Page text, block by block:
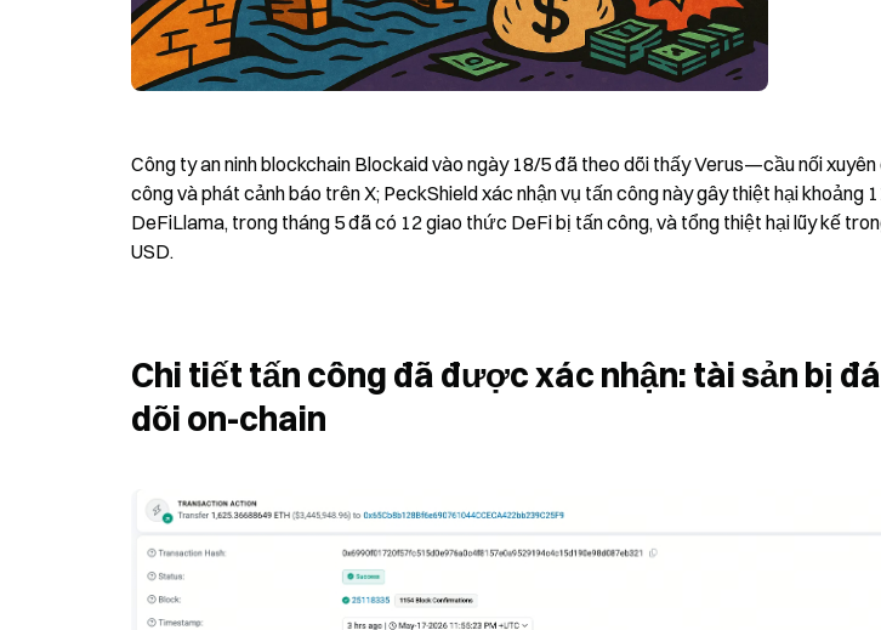
Công ty an ninh blockchain Blockaid vào ngày 18/5 đã theo dõi thấy Verus—cầu nối
công và phát cảnh báo trên X; PeckShield xác nhận vụ tấn công này gây thiệt hại khoảng
DeFiLlama, trong tháng 5 đã có 12 giao thức DeFi bị tấn công, và tổng thiệt hại lũy kế
USD.
Chi tiết tấn công đã được xác nhận: tài sản bị
dõi on-chain